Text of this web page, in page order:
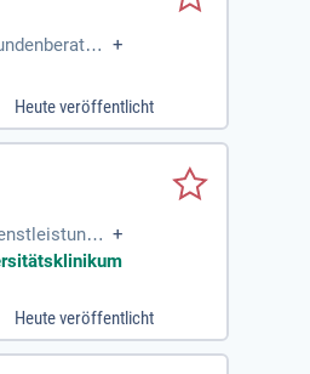
+
Heute veröffentlicht
+
Heute veröffentlicht